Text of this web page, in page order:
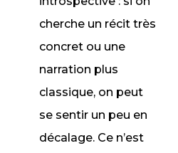
cherche un récit très
concret ou une
narration plus
classique, on peut
se sentir un peu en
décalage. Ce n’est